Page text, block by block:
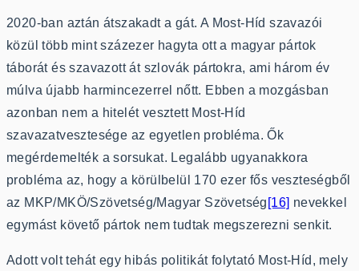
2020-ban aztán átszakadt a gát. A Most-Híd szavazói
közül több mint százezer hagyta ott a magyar pártok
táborát és szavazott át szlovák pártokra, ami három év
múlva újabb harmincezerrel nőtt. Ebben a mozgásban
azonban nem a hitelét vesztett Most-Híd
szavazatvesztesége az egyetlen probléma. Ők
megérdemelték a sorsukat. Legalább ugyanakkora
probléma az, hogy a körülbelül 170 ezer fős veszteségből
az MKP/MKÖ/Szövetség/Magyar Szövetség [16] nevekkel
egymást követő pártok nem tudtak megszerezni senkit.
Adott volt tehát egy hibás politikát folytató Most-Híd, mely